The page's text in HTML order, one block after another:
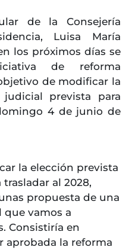
de la Consejería
Luisa María
los próximos días se
de reforma
de modificar la
prevista para
4 de junio de
la elección prevista
al 2028,
propuesta de una
vamos a
Consistiría en
aprobada la reforma